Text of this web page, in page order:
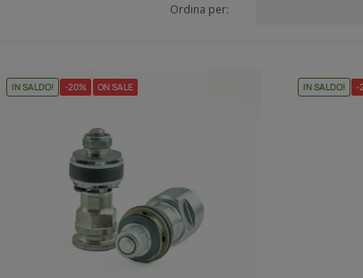
Ordina per:
IN SALDO! -20% ON SALE IN SALDO! -